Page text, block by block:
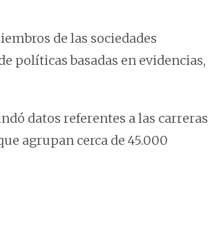
de las sociedades
políticas basadas en evidencias,
datos referentes a las carreras
agrupan cerca de 45.000